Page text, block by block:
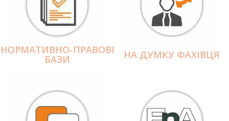
НОРМАТИВНО-ПРАВОВІ
БАЗИ НА ДУМКУ ФАХІВЦЯ